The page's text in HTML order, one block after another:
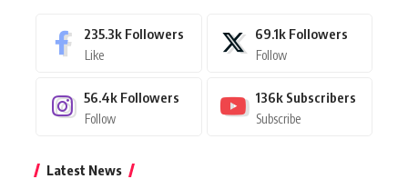
235.3k Followers
Like
69.1k Followers
Follow
56.4k Followers
Follow
136k Subscribers
Subscribe
Latest News